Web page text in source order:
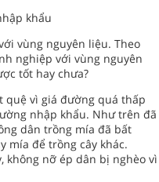
khẩu
vùng nguyên liệu. Theo
nghiệp với vùng nguyên
tốt hay chưa?
quệ vì giá đường quá thấp
nhập khẩu. Như trên đã
dân trồng mía đã bất
mía để trồng cây khác.
không nỡ ép dân bị nghèo vì